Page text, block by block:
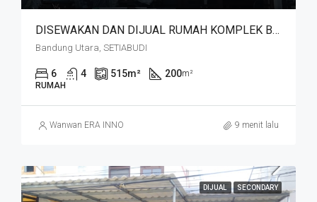
DISEWAKAN DAN DIJUAL RUMAH KOMPLEK BUDISARI HEGARMANAH SETIABUDI DKT SECAPA AD DAN YOGYA SUPERMARKET BANDUNG KOTA
Bandung Utara, SETIABUDI
6 4 515m² 200m²
RUMAH
Wanwan ERA INNO 9 menit lalu
DIJUAL SECONDARY